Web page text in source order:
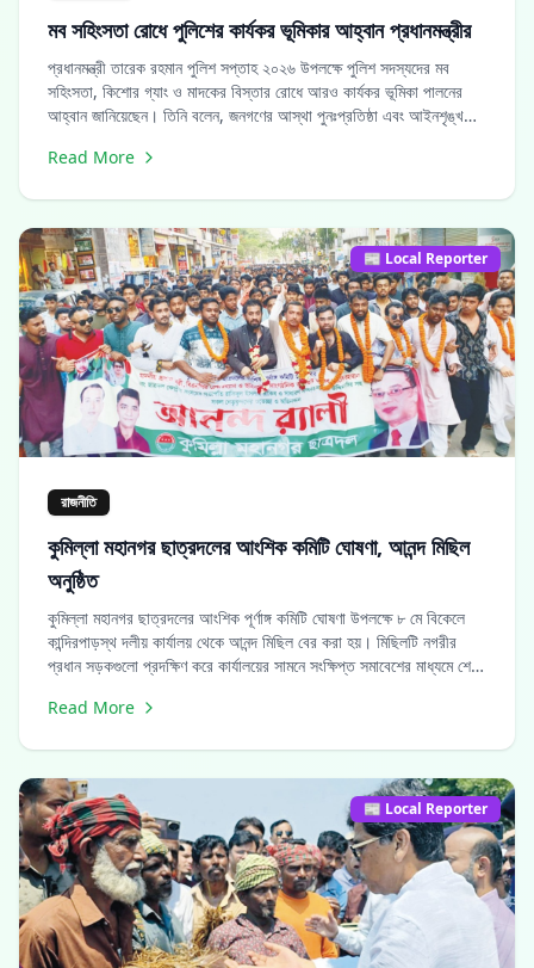
মব সহিংসতা রোধে পুলিশের কার্যকর ভূমিকার আহ্বান প্রধানমন্ত্রীর
প্রধানমন্ত্রী তারেক রহমান পুলিশ সপ্তাহ ২০২৬ উপলক্ষে পুলিশ সদস্যদের মব
সহিংসতা, কিশোর গ্যাং ও মাদকের বিস্তার রোধে আরও কার্যকর ভূমিকা পালনের
আহ্বান জানিয়েছেন। তিনি বলেন, জনগণের আস্থা পুনঃপ্রতিষ্ঠা এবং আইনশৃঙ্খলা
সপ্তাহ-২০২৬ ঢাকার রাজারবাগ পুলিশ লাইনে কুচকাওয়াজের মাধ্যমে উদ্বোধন করা
Read More
📰 Local Reporter
রাজনীতি
কুমিল্লা মহানগর ছাত্রদলের আংশিক কমিটি ঘোষণা, আনন্দ মিছিল
অনুষ্ঠিত
কুমিল্লা মহানগর ছাত্রদলের আংশিক পূর্ণাঙ্গ কমিটি ঘোষণা উপলক্ষে ৮ মে বিকেলে
কান্দিরপাড়স্থ দলীয় কার্যালয় থেকে আনন্দ মিছিল বের করা হয়। মিছিলটি নগরীর
প্রধান সড়কগুলো প্রদক্ষিণ করে কার্যালয়ের সামনে সংক্ষিপ্ত সমাবেশের মাধ্যমে শেষ
ছাত্রদলের কার্যক্রমকে তৃণমূল পর্যায়ে আরও গতিশীল করবে এবং আগামী আন্দোলন-
Read More
📰 Local Reporter